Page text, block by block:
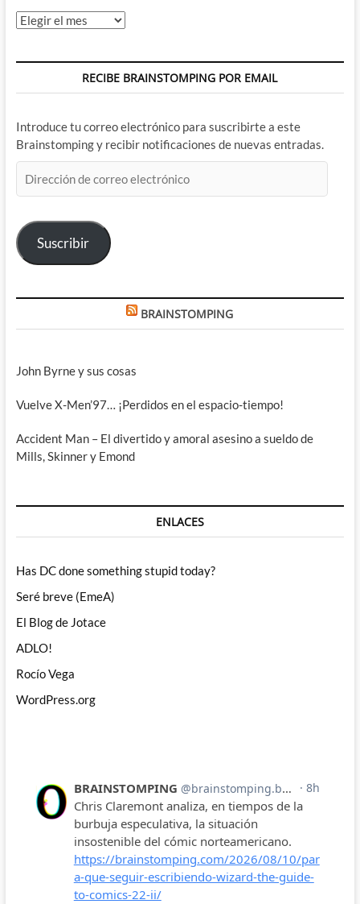
Archivos
RECIBE BRAINSTOMPING POR EMAIL
Introduce tu correo electrónico para suscribirte a este
Brainstomping y recibir notificaciones de nuevas entradas.
de
electrónico
Suscribir
BRAINSTOMPING
John Byrne y sus cosas
Vuelve X-Men’97… ¡Perdidos en el espacio-tiempo!
Accident Man – El divertido y amoral asesino a sueldo de
Mills, Skinner y Emond
ENLACES
Has DC done something stupid today?
Seré breve (EmeA)
El Blog de Jotace
ADLO!
Rocío Vega
WordPress.org